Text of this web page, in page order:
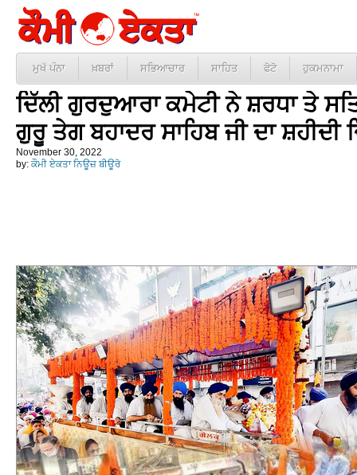
ਮੁਖੱ ਪੰਨਾ ਖ਼ਬਰਾਂ ਸਭਿਆਚਾਰ ਸਾਹਿਤ ਫੋਟੋ ਹੁਕਮਨਾਮਾ
ਦਿੱਲੀ ਗੁਰਦੁਆਰਾ ਕਮੇਟੀ ਨੇ ਸ਼ਰਧਾ ਤੇ
ਗੁਰੂ ਤੇਗ ਬਹਾਦਰ ਸਾਹਿਬ ਜੀ ਦਾ ਸ਼ਹੀਦੀ
November 30, 2022
by: ਕੌਮੀ ਏਕਤਾ ਨਿਊਜ਼ ਬੀਊਰੋ